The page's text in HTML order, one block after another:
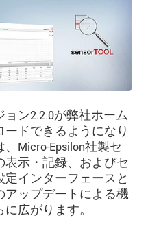
ョン2.2.0が弊社ホーム
ドできるようになり
、Micro-Epsilon社製セ
示・記録、およびセ
インターフェースと
アップデートによる機
広がります。